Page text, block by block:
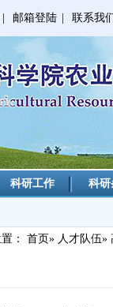
邮箱登陆 联系我
科研工作 科
： 首页» 人才队伍»